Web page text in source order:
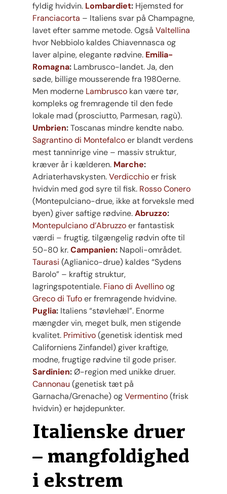
fyldig hvidvin. Lombardiet: Hjemsted for
Franciacorta – Italiens svar på Champagne,
lavet efter samme metode. Også Valtellina
hvor Nebbiolo kaldes Chiavennasca og
laver alpine, elegante rødvine. Emilia-
Romagna: Lambrusco-landet. Ja, den
søde, billige mousserende fra 1980erne.
Men moderne Lambrusco kan være tør,
kompleks og fremragende til den fede
lokale mad (prosciutto, Parmesan, ragù).
Umbrien:Toscanas mindre kendte nabo.
Sagrantino di Montefalcoer blandt verdens
mest tanninrige vine – massiv struktur,
kræver år i kælderen. Marche:
Adriaterhavskysten.Verdicchioer frisk
hvidvin med god syre til fisk. Rosso Conero
(Montepulciano-drue, ikke at forveksle med
byen) giver saftige rødvine.Abruzzo:
Montepulciano d’Abruzzoer fantastisk
værdi – frugtig, tilgængelig rødvin ofte til
50-80 kr.Campanien: Napoli-området.
Taurasi (Aglianico-drue) kaldes “Sydens
Barolo” – kraftig struktur,
lagringspotentiale. Fiano di Avellinoog
Greco di Tufoer fremragende hvidvine.
Puglia: Italiens “støvlehæl”. Enorme
mængder vin, meget bulk, men stigende
kvalitet. Primitivo(genetisk identisk med
Californiens Zinfandel) giver kraftige,
modne, frugtige rødvine til gode priser.
Sardinien:Ø-region med unikke druer.
Cannonau (genetisk tæt på
Garnacha/Grenache) ogVermentino(frisk
hvidvin) er højdepunkter.
Italienske druer
– mangfoldighed
i ekstrem